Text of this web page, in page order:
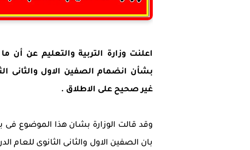
اعلنت وزارة التربية والتعليم عن أن
بشأن انضمام الصفين الاول والثانى
غير صحيح على الاطلاق .
وقد قالت الوزارة بشان هذا الموضوع فى
بان الصفين الاول والثانى الثانوى للعام